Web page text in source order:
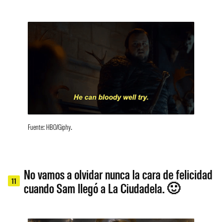
Fuente: HBO/Giphy.
11
No vamos a olvidar nunca la cara de felicidad
cuando Sam llegó a La Ciudadela. 🙂